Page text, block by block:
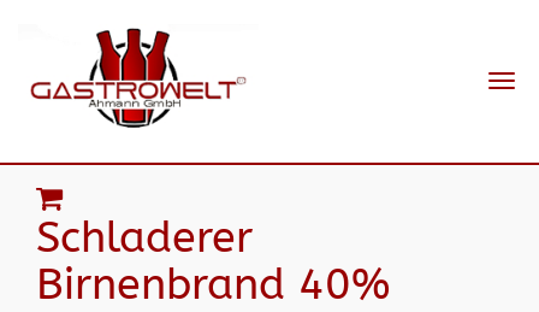
Schladerer
Birnenbrand 40%